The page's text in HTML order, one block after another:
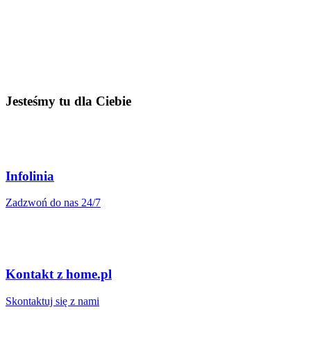
Jesteśmy tu dla Ciebie
Infolinia
Zadzwoń do nas 24/7
Kontakt z home.pl
Skontaktuj się z nami